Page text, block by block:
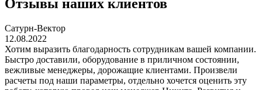
Отзывы наших клиентов
Сатурн-Вектор
12.08.2022
Хотим выразить благодарность сотрудникам вашей компании.
Быстро доставили, оборудование в приличном состоянии,
вежливые менеджеры, дорожащие клиентами. Произвели
расчеты под наши параметры, отдельно хочется оценить эту